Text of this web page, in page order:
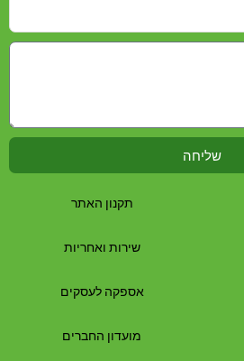
שליחה
תקנון האתר
שירות ואחריות
אספקה לעסקים
מועדון החברים